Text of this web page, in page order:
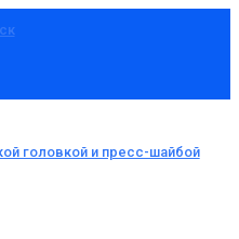
головкой и пресс-шайбой